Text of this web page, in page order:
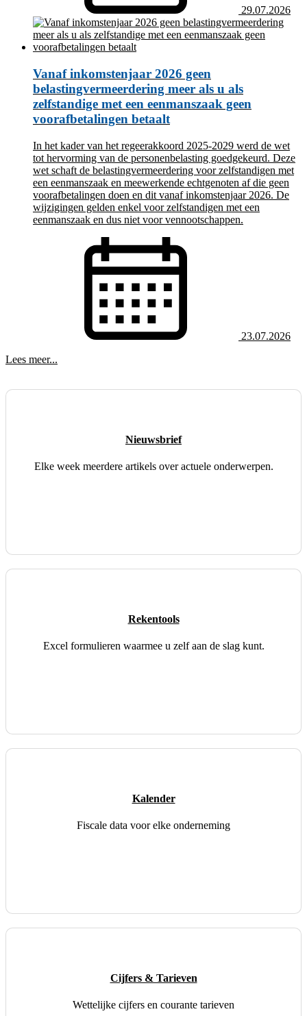
29.07.2026
Vanaf inkomstenjaar 2026 geen
belastingvermeerdering meer als u als
zelfstandige met een eenmanszaak geen
voorafbetalingen betaalt
In het kader van het regeerakkoord 2025-2029 werd de wet
tot hervorming van de personenbelasting goedgekeurd. Deze
wet schaft de belastingvermeerdering voor zelfstandigen met
een eenmanszaak en meewerkende echtgenoten af die geen
voorafbetalingen doen en dit vanaf inkomstenjaar 2026. De
wijzigingen gelden enkel voor zelfstandigen met een
eenmanszaak en dus niet voor vennootschappen.
23.07.2026
Lees meer...
Nieuwsbrief
Elke week meerdere artikels over actuele onderwerpen.
Rekentools
Excel formulieren waarmee u zelf aan de slag kunt.
Kalender
Fiscale data voor elke onderneming
Cijfers & Tarieven
Wettelijke cijfers en courante tarieven